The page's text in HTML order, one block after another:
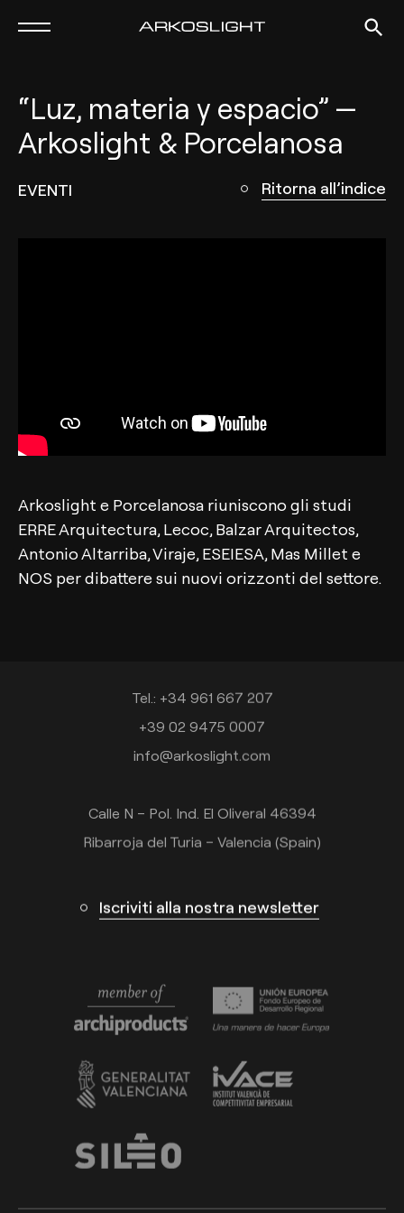
“Luz, materia y espacio” —
Arkoslight & Porcelanosa
EVENTI Ritorna all’indice
Arkoslight e Porcelanosa riuniscono gli studi
ERRE Arquitectura, Lecoc, Balzar Arquitectos,
Antonio Altarriba, Viraje, ESEIESA, Mas Millet e
NOS per dibattere sui nuovi orizzonti del settore.
Tel.: +34 961 667 207
+39 02 9475 0007
info@arkoslight.com
Calle N – Pol. Ind. El Oliveral 46394
Ribarroja del Turia – Valencia (Spain)
Iscriviti alla nostra newsletter